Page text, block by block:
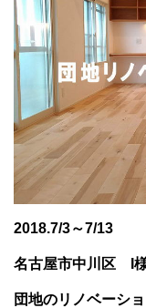
2018.7/3～7/13
名古屋市中川区 I
団地のリノベーシ